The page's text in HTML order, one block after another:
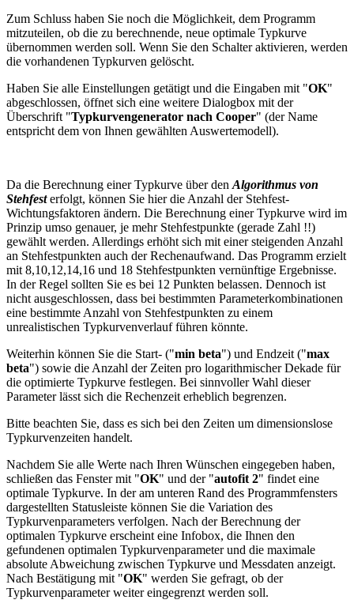
Zum Schluss haben Sie noch die Möglichkeit, dem Programm
mitzuteilen, ob die zu berechnende, neue optimale Typkurve
übernommen werden soll. Wenn Sie den Schalter aktivieren, werden
die vorhandenen Typkurven gelöscht.
Haben Sie alle Einstellungen getätigt und die Eingaben mit "OK"
abgeschlossen, öffnet sich eine weitere Dialogbox mit der
Überschrift "Typkurvengenerator nach Cooper" (der Name
entspricht dem von Ihnen gewählten Auswertemodell).
Da die Berechnung einer Typkurve über den Algorithmus von
Stehfesterfolgt, können Sie hier die Anzahl der Stehfest-
Wichtungsfaktoren ändern. Die Berechnung einer Typkurve wird im
Prinzip umso genauer, je mehr Stehfestpunkte (gerade Zahl !!)
gewählt werden. Allerdings erhöht sich mit einer steigenden Anzahl
an Stehfestpunkten auch der Rechenaufwand. Das Programm erzielt
mit 8,10,12,14,16 und 18 Stehfestpunkten vernünftige Ergebnisse.
In der Regel sollten Sie es bei 12 Punkten belassen. Dennoch ist
nicht ausgeschlossen, dass bei bestimmten Parameterkombinationen
eine bestimmte Anzahl von Stehfestpunkten zu einem
unrealistischen Typkurvenverlauf führen könnte.
Weiterhin können Sie die Start- ("min beta") und Endzeit ("max
beta") sowie die Anzahl der Zeiten pro logarithmischer Dekade für
die optimierte Typkurve festlegen. Bei sinnvoller Wahl dieser
Parameter lässt sich die Rechenzeit erheblich begrenzen.
Bitte beachten Sie, dass es sich bei den Zeiten um dimensionslose
Typkurvenzeiten handelt.
Nachdem Sie alle Werte nach Ihren Wünschen eingegeben haben,
schließen das Fenster mit "OK" und der "autofit 2" findet eine
optimale Typkurve. In der am unteren Rand des Programmfensters
dargestellten Statusleiste können Sie die Variation des
Typkurvenparameters verfolgen. Nach der Berechnung der
optimalen Typkurve erscheint eine Infobox, die Ihnen den
gefundenen optimalen Typkurvenparameter und die maximale
absolute Abweichung zwischen Typkurve und Messdaten anzeigt.
Nach Bestätigung mit "OK" werden Sie gefragt, ob der
Typkurvenparameter weiter eingegrenzt werden soll.